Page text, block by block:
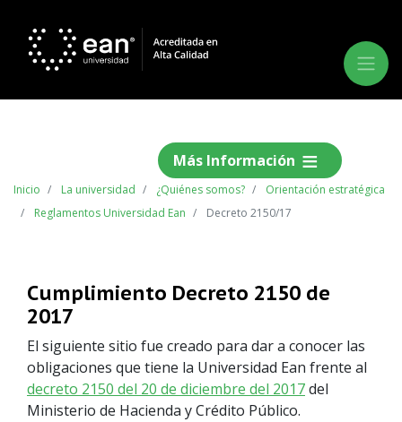
Más Información
Inicio La universidad ¿Quiénes somos?
Orientación estratégica
Reglamentos Universidad Ean
Decreto 2150/17
Cumplimiento Decreto 2150 de
2017
El siguiente sitio fue creado para dar a conocer las
obligaciones que tiene la Universidad Ean frente al
decreto 2150 del 20 de diciembre del 2017del
Ministerio de Hacienda y Crédito Público.